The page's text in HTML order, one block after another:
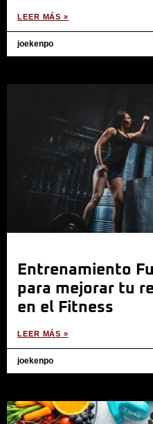
LEER MÁS »
joekenpo
Entrenamiento
para mejorar tu
en el Fitness
LEER MÁS »
joekenpo